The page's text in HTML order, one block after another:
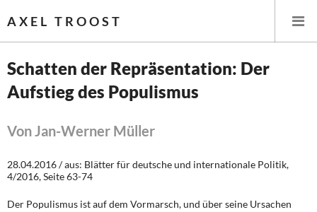
AXEL TROOST
Startseite
Themen
Leitlinien linker Wirtschafts- und Finanzpolitik
Schatten der Repräsentation: Der
Aufstieg des Populismus
Von Jan-Werner Müller
28.04.2016 / aus: Blätter für deutsche und internationale Politik,
4/2016, Seite 63-74
Der Populismus ist auf dem Vormarsch, und über seine Ursachen